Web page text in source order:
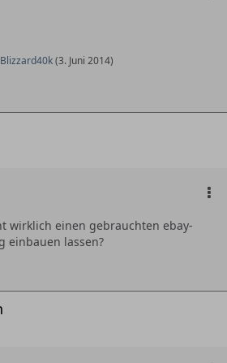
Blizzard40k(3. Juni 2014)
wirklich einen gebrauchten ebay-
einbauen lassen?